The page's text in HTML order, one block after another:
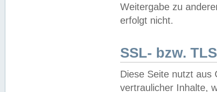
Weitergabe zu
erfolgt nicht.
SSL- bzw.
Diese Seite nutzt aus
vertraulicher Inhalte,